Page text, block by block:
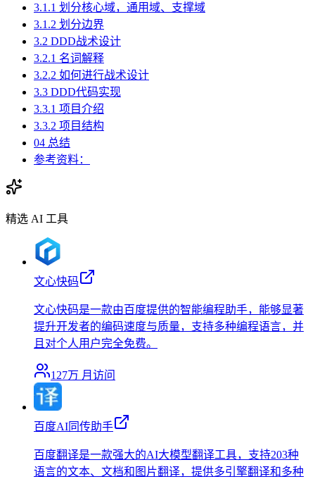
3.1.1 划分核心域，通用域、支撑域
3.1.2 划分边界
3.2 DDD战术设计
3.2.1 名词解释
3.2.2 如何进行战术设计
3.3 DDD代码实现
3.3.1 项目介绍
3.3.2 项目结构
04 总结
参考资料：
精选 AI 工具
文心快码
文心快码是一款由百度提供的智能编程助手，能够显著
提升开发者的编码速度与质量，支持多种编程语言，并
且对个人用户完全免费。
127万 月访问
百度AI同传助手
百度翻译是一款强大的AI大模型翻译工具，支持203种
语言的文本、文档和图片翻译，提供多引擎翻译和多种